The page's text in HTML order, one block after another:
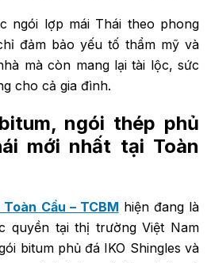
ngói lợp mái Thái theo phong
đảm bảo yếu tố thẩm mỹ và
mà còn mang lại tài lộc, sức
cho cả gia đình.
ngói thép phủ
mới nhất tại Toàn
Cầu – TCBM hiện đang là
quyền tại thị trường Việt Nam
bitum phủ đá IKO Shingles và